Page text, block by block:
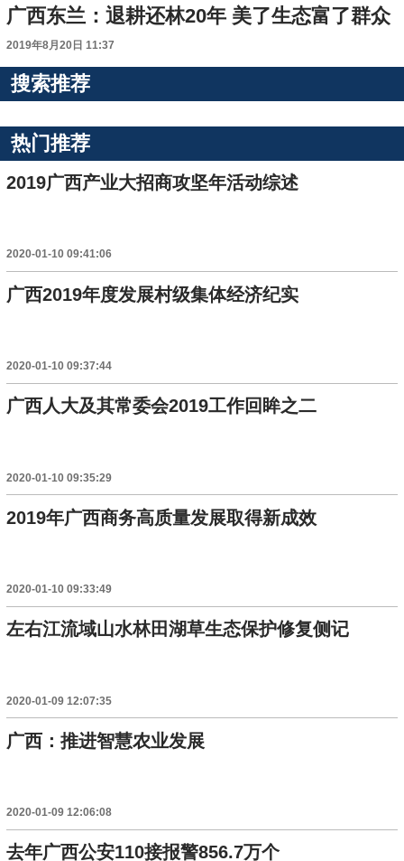
广西东兰：退耕还林20年 美了生态富了群众
2019年8月20日 11:37
搜索推荐
热门推荐
2019广西产业大招商攻坚年活动综述
2020-01-10 09:41:06
广西2019年度发展村级集体经济纪实
2020-01-10 09:37:44
广西人大及其常委会2019工作回眸之二
2020-01-10 09:35:29
2019年广西商务高质量发展取得新成效
2020-01-10 09:33:49
左右江流域山水林田湖草生态保护修复侧记
2020-01-09 12:07:35
广西：推进智慧农业发展
2020-01-09 12:06:08
去年广西公安110接报警856.7万个